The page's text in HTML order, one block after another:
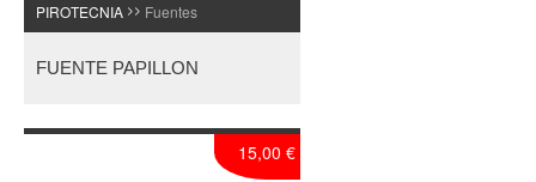
PIROTECNIA >> Fuentes
FUENTE PAPILLON
15,00 €